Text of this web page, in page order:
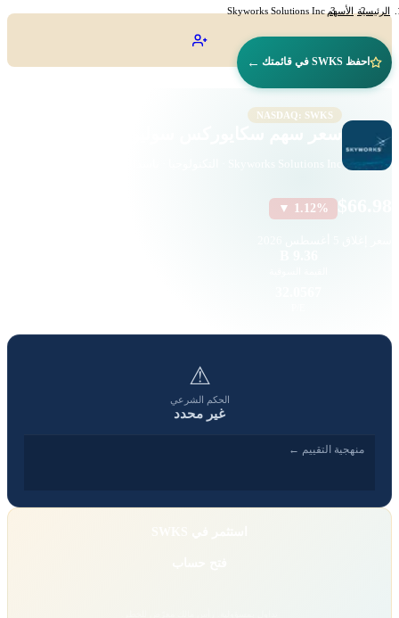
الرئيسية الأسهم Skyworks Solutions Inc
احفظ SWKS في قائمتك ←
NASDAQ: SWKS
سعر سهم سكايوركس سوليوشنز (SWKS)
Skyworks Solutions Inc · التكنولوجيا · ناسداك
▼ 1.12%
⚠
الحكم الشرعي
غير محدد
منهجية التقييم ←